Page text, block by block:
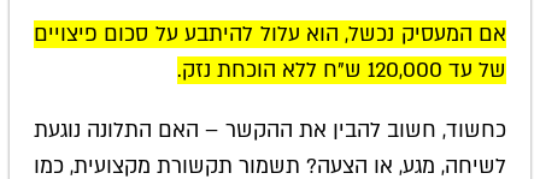
אם המעסיק נכשל, הוא עלול להיתבע על סכום פיצויים
של עד 120,000 ש"ח ללא הוכחת נזק.
כחשוד, חשוב להבין את ההקשר – האם התלונה נוגעת
לשיחה, מגע, או הצעה? תשמור תקשורת מקצועית, כמו